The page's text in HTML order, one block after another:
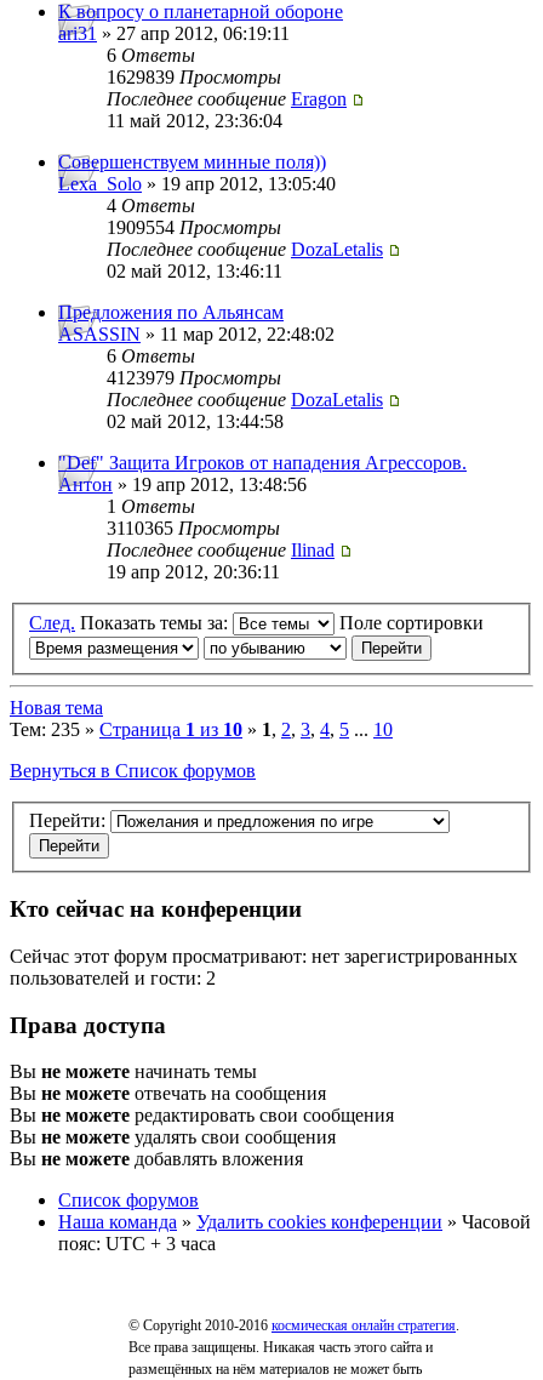
К вопросу о планетарной обороне
ari31 » 27 апр 2012, 06:19:11
6 Ответы
1629839 Просмотры
Последнее сообщение Eragon
11 май 2012, 23:36:04
Совершенствуем минные поля))
Lexa_Solo » 19 апр 2012, 13:05:40
4 Ответы
1909554 Просмотры
Последнее сообщение DozaLetalis
02 май 2012, 13:46:11
Предложения по Альянсам
ASASSIN » 11 мар 2012, 22:48:02
6 Ответы
4123979 Просмотры
Последнее сообщение DozaLetalis
02 май 2012, 13:44:58
"Def" Защита Игроков от нападения Агрессоров.
Антон » 19 апр 2012, 13:48:56
1 Ответы
3110365 Просмотры
Последнее сообщение Ilinad
19 апр 2012, 20:36:11
След. Показать темы за: Поле сортировки
Новая тема
Тем: 235 » Страница 1 из 10 » 1, 2, 3, 4, 5 ... 10
Вернуться в Список форумов
Перейти:
Кто сейчас на конференции
Сейчас этот форум просматривают: нет зарегистрированных
пользователей и гости: 2
Права доступа
Вы не можете начинать темы
Вы не можете отвечать на сообщения
Вы не можете редактировать свои сообщения
Вы не можете удалять свои сообщения
Вы не можете добавлять вложения
Список форумов
Наша команда » Удалить cookies конференции » Часовой
пояс: UTC + 3 часа
© Copyright 2010-2016 космическая онлайн стратегия.
Все права защищены. Никакая часть этого сайта и
размещённых на нём материалов не может быть